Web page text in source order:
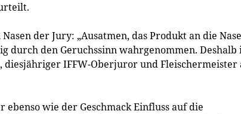
der Jury: „Ausatmen, das Produkt an die Nase
den Geruchssinn wahrgenommen. Deshalb
diesjähriger IFFW-Oberjuror und Fleischermeister
wie der Geschmack Einfluss auf die